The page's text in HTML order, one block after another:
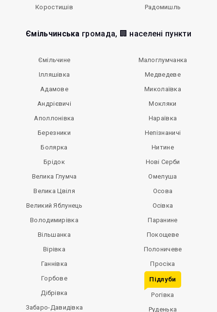
Коростишів Радомишль
Ємільчинська громада, 🏢 населені пункти
Ємільчине
Ілляшівка
Адамове
Андрієвичі
Аполлонівка
Березники
Болярка
Брідок
Велика Глумча
Велика Цвіля
Великий Яблунець
Володимирівка
Вільшанка
Вірівка
Ганнівка
Горбове
Дібрівка
Забаро-Давидівка
Малоглумчанка
Медведеве
Миколаївка
Мокляки
Нараївка
Непізнаничі
Нитине
Нові Серби
Омелуша
Осова
Осівка
Паранине
Покощеве
Полоничеве
Просіка
Підлуби
Рогівка
Руденька